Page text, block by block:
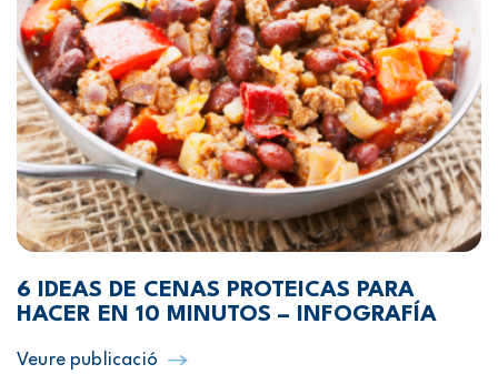
6 IDEAS DE CENAS PROTEICAS PARA
HACER EN 10 MINUTOS – INFOGRAFÍA
Veure publicació